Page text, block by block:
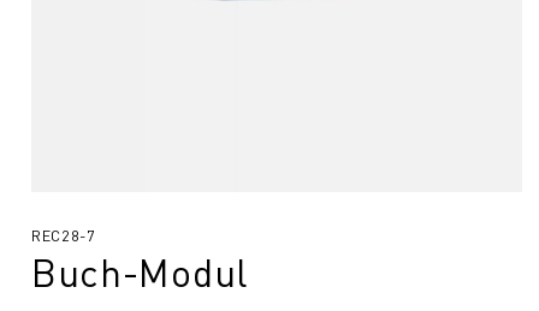
in
öffnen
SKU:
REC28-7
Buch-Modul